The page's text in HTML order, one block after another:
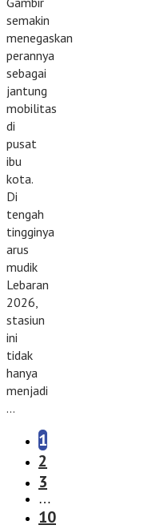
semakin
menegaskan
perannya
sebagai
jantung
mobilitas
di
pusat
ibu
kota.
Di
tengah
tingginya
arus
mudik
Lebaran
2026,
stasiun
ini
tidak
hanya
menjadi
…
1
2
3
…
10